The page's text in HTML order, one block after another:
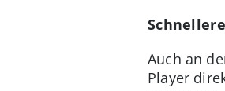
Auch an
Player